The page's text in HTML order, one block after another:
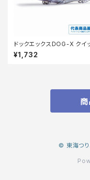
ドックエックスDOG-X クイ
ウォーカー SW
¥1,732
© 東海つ